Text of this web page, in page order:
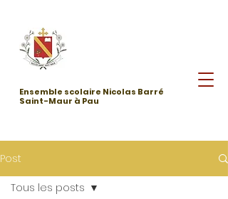
Ensemble scolaire Nicolas Barré
Saint-Maur à Pau
Post
Tous les posts